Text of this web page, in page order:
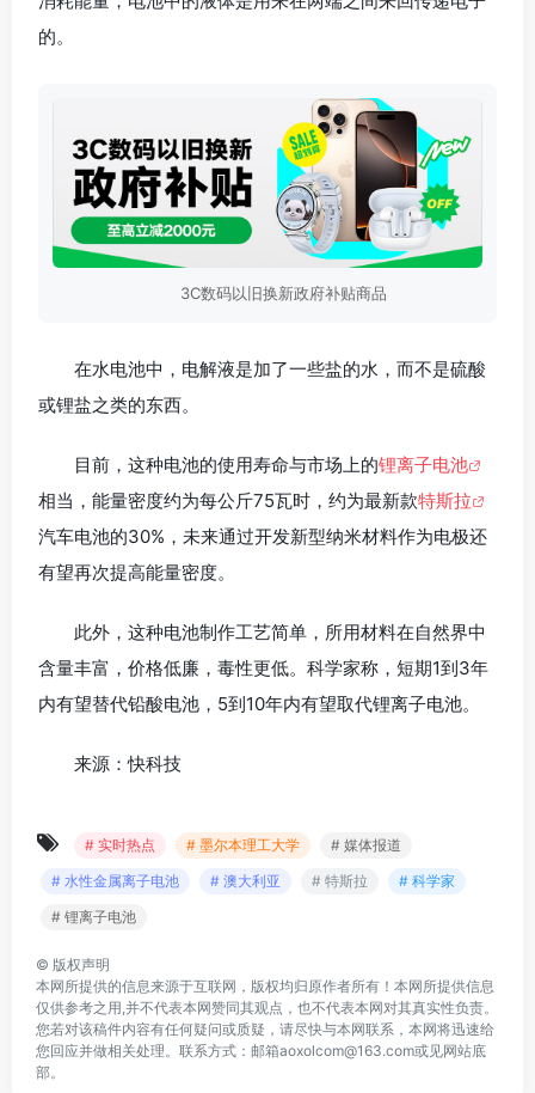
的。
3C数码以旧换新政府补贴商品
在水电池中，电解液是加了一些盐的水，而不是硫酸
或锂盐之类的东西。
目前，这种电池的使用寿命与市场上的锂离子电池
相当，能量密度约为每公斤75瓦时，约为最新款特斯拉
汽车电池的30%，未来通过开发新型纳米材料作为电极还
有望再次提高能量密度。
此外，这种电池制作工艺简单，所用材料在自然界中
含量丰富，价格低廉，毒性更低。科学家称，短期1到3年
内有望替代铅酸电池，5到10年内有望取代锂离子电池。
来源：快科技
# 实时热点 # 墨尔本理工大学
# 媒体报道
# 水性金属离子电池
# 澳大利亚 # 特斯拉
# 科学家
# 锂离子电池
© 版权声明
本网所提供的信息来源于互联网，版权均归原作者所有！本网所提供信息
仅供参考之用,并不代表本网赞同其观点，也不代表本网对其真实性负责。
您若对该稿件内容有任何疑问或质疑，请尽快与本网联系，本网将迅速给
您回应并做相关处理。联系方式：邮箱aoxolcom@163.com或见网站底
部。